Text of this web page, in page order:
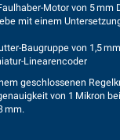
Motor von 5 mm
mit einem
Baugruppe von 1,5
Linearencoder
geschlossenen
von 1 Mikron
mm.